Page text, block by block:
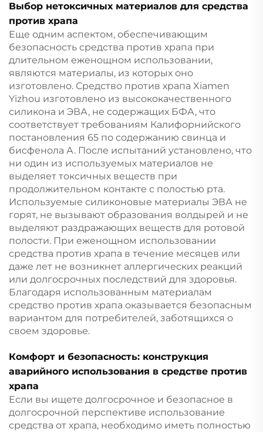
Выбор нетоксичных материалов для средства
против храпа
Еще одним аспектом, обеспечивающим
безопасность средства против храпа при
длительном еженощном использовании,
являются материалы, из которых оно
изготовлено. Средство против храпа Xiamen
Yizhou изготовлено из высококачественного
силикона и ЭВА, не содержащих БФА, что
соответствует требованиям Калифорнийского
постановления 65 по содержанию свинца и
бисфенола А. После испытаний установлено, что
ни один из используемых материалов не
выделяет токсичных веществ при
продолжительном контакте с полостью рта.
Используемые силиконовые материалы ЭВА не
горят, не вызывают образования волдырей и не
выделяют раздражающих веществ для ротовой
полости. При еженощном использовании
средства против храпа в течение месяцев или
даже лет не возникнет аллергических реакций
или долгосрочных последствий для здоровья.
Благодаря использованным материалам
средство против храпа оказывается безопасным
вариантом для потребителей, заботящихся о
своем здоровье.
Комфорт и безопасность: конструкция
аварийного использования в средстве против
храпа
Если вы ищете долгосрочное и безопасное в
долгосрочной перспективе использование
средства от храпа, необходимо иметь полностью